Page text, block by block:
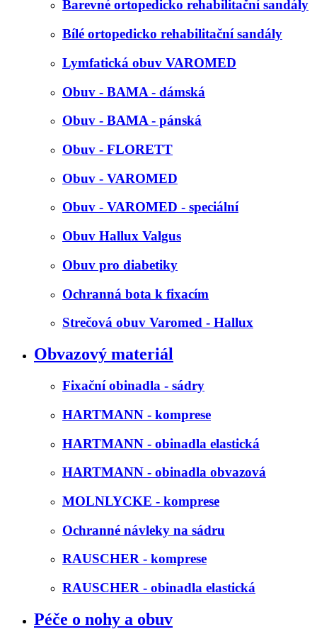
Barevné ortopedicko rehabilitační sandály
Bílé ortopedicko rehabilitační sandály
Lymfatická obuv VAROMED
Obuv - BAMA - dámská
Obuv - BAMA - pánská
Obuv - FLORETT
Obuv - VAROMED
Obuv - VAROMED - speciální
Obuv Hallux Valgus
Obuv pro diabetiky
Ochranná bota k fixacím
Strečová obuv Varomed - Hallux
Obvazový materiál
Fixační obinadla - sádry
HARTMANN - komprese
HARTMANN - obinadla elastická
HARTMANN - obinadla obvazová
MOLNLYCKE - komprese
Ochranné návleky na sádru
RAUSCHER - komprese
RAUSCHER - obinadla elastická
Péče o nohy a obuv